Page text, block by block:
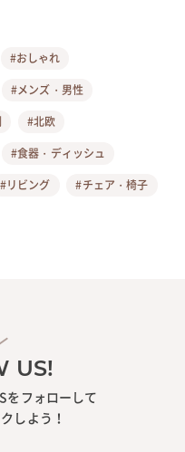
#おしゃれ
#メンズ・男性
#北欧
#食器・ディッシュ
#リビング
#チェア・椅子
US!
をフォローして
しよう！